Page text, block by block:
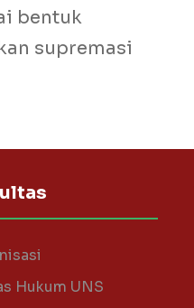
bentuk
supremasi
Hukum UNS